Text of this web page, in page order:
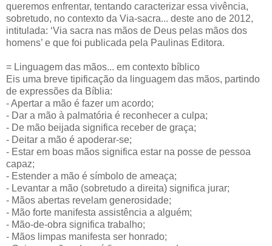
queremos enfrentar, tentando caracterizar essa vivência,
sobretudo, no contexto da Via-sacra... deste ano de 2012,
intitulada: ‘Via sacra nas mãos de Deus pelas mãos dos
homens’ e que foi publicada pela Paulinas Editora.
= Linguagem das mãos... em contexto bíblico
Eis uma breve tipificação da linguagem das mãos, partindo
de expressões da Bíblia:
- Apertar a mão é fazer um acordo;
- Dar a mão à palmatória é reconhecer a culpa;
- De mão beijada significa receber de graça;
- Deitar a mão é apoderar-se;
- Estar em boas mãos significa estar na posse de pessoa
capaz;
- Estender a mão é símbolo de ameaça;
- Levantar a mão (sobretudo a direita) significa jurar;
- Mãos abertas revelam generosidade;
- Mão forte manifesta assistência a alguém;
- Mão-de-obra significa trabalho;
- Mãos limpas manifesta ser honrado;